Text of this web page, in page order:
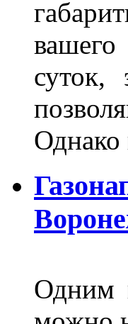
суток,
Одним